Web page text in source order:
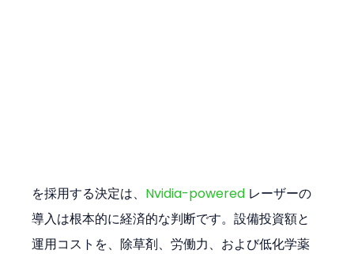
を採用する決定は、 Nvidia-powered レーザーの
導入は根本的に経済的な判断です。設備投資額と
運用コストを、除草剤、労働力、および低化学薬